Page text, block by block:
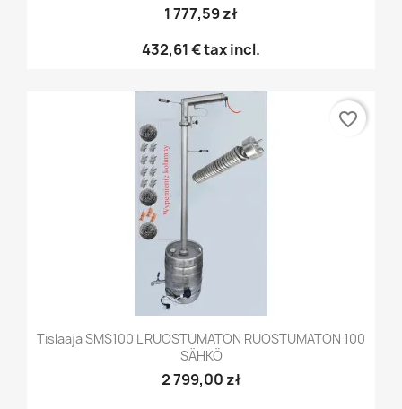
1 777,59 zł
432,61 €tax incl.
Tislaaja SMS100 L RUOSTUMATON RUOSTUMATON 100
SÄHKÖ
2 799,00 zł
favorite_border